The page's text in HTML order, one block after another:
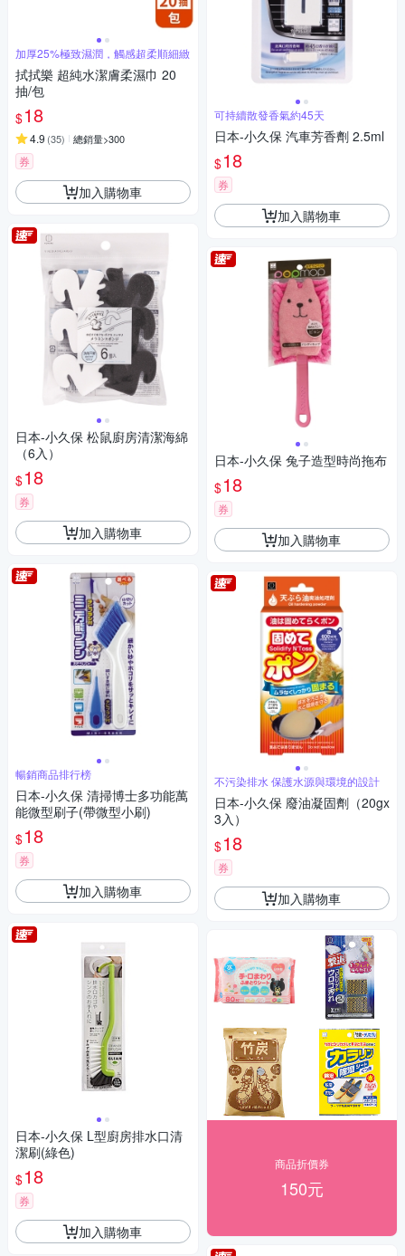
加厚25%極致濕潤，觸感超柔順細緻
拭拭樂 超純水潔膚柔濕巾 20
抽/包
$18
4.9 (35) 總銷量>300
券
加入購物車
日本-小久保 松鼠廚房清潔海綿
（6入）
$18
券
加入購物車
暢銷商品排行榜
日本-小久保 清掃博士多功能萬
能微型刷子(帶微型小刷)
$18
券
加入購物車
日本-小久保 L型廚房排水口清
潔刷(綠色)
$18
券
加入購物車
可持續散發香氣約45天
日本-小久保 汽車芳香劑 2.5ml
$18
券
加入購物車
日本-小久保 兔子造型時尚拖布
$18
券
加入購物車
不污染排水 保護水源與環境的設計
日本-小久保 廢油凝固劑（20gx
3入）
$18
券
加入購物車
商品折價券
150元